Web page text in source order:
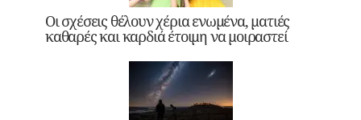
Οι σχέσεις θέλουν χέρια ενωμένα, ματιές
καθαρές και καρδιά έτοιμη να μοιραστεί